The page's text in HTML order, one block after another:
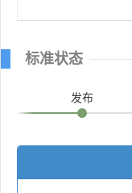
标准状态
发布